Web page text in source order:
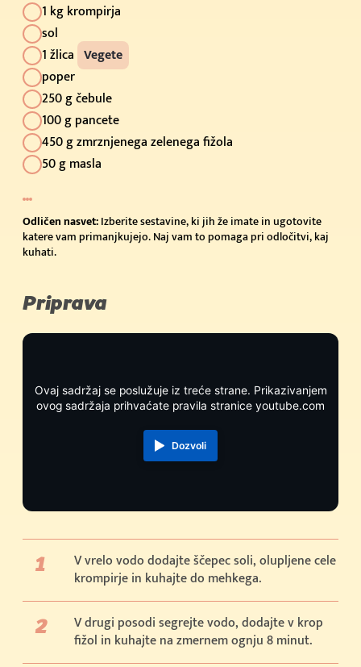
1 kg krompirja
sol
1 žlica Vegete
poper
250 g čebule
100 g pancete
450 g zmrznjenega zelenega fižola
50 g masla
Odličen nasvet:Izberite sestavine, ki jih že imate in ugotovite
katere vam primanjkujejo. Naj vam to pomaga pri odločitvi, kaj
kuhati.
Priprava
Ovaj sadržaj se poslužuje iz treće strane. Prikazivanjem
ovog sadržaja prihvaćate pravila stranice youtube.com
Dozvoli
V vrelo vodo dodajte ščepec soli, olupljene cele
krompirje in kuhajte do mehkega.
V drugi posodi segrejte vodo, dodajte v krop
fižol in kuhajte na zmernem ognju 8 minut.